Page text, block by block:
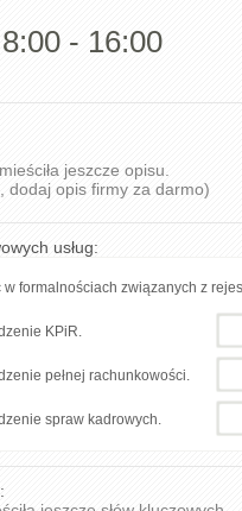
8:00 - 16:00
jeszcze opisu.
, dodaj opis firmy za darmo)
usług:
w formalnościach związanych z
KPiR.
pełnej rachunkowości.
spraw kadrowych.